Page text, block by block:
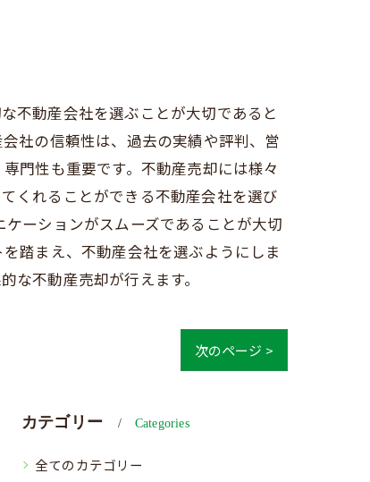
不動産会社を選ぶことが大切であると
社の信頼性は、過去の実績や評判、営
門性も重要です。不動産売却には様々
くれることができる不動産会社を選び
ーションがスムーズであることが大切
踏まえ、不動産会社を選ぶようにしま
な不動産売却が行えます。
次のページ >
カテゴリー Categories
全てのカテゴリー